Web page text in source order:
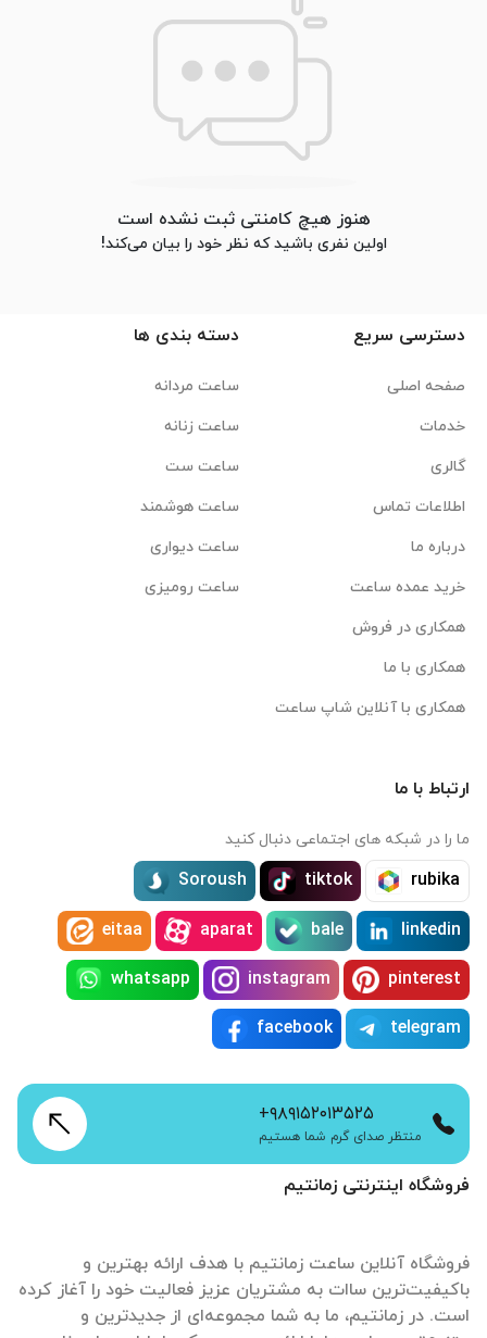
هنوز هیچ کامنتی ثبت نشده است
اولین نفری باشید که نظر خود را بیان می‌کند!
فروشگاه اینترنتی زمانتیم
فروشگاه آنلاین ساعت زمانتیم با هدف ارائه بهترین و
باکیفیت‌ترین ساات‌ به مشتریان عزیز فعالیت خود را آغاز کرده
است. در زمانتیم، ما به شما مجموعه‌ای از جدیدترین و
دسترسی سریع
صفحه اصلی
خدمات
گالری
اطلاعات تماس
درباره ما
خرید عمده ساعت
همکاری در فروش
همکاری با ما
همکاری با آنلاین شاپ ساعت
دسته بندی ها
ساعت مردانه
ساعت زنانه
ساعت ست
ساعت هوشمند
ساعت دیواری
ساعت رومیزی
ارتباط با ما
ما را در شبکه های اجتماعی دنبال کنید
rubika
tiktok
Soroush
linkedin
bale
aparat
eitaa
pinterest
instagram
whatsapp
telegram
facebook
+۹۸۹۱۵۲۰۱۳۵۲۵
منتظر صدای گرم شما هستیم